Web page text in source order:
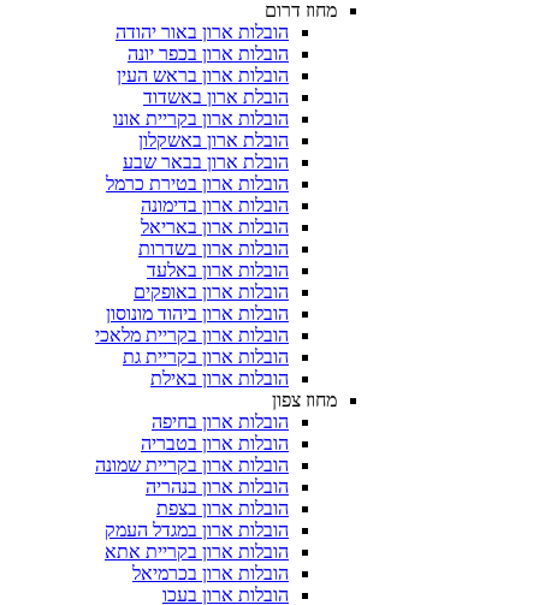
הובלות ארון באור יהודה
הובלות ארון בכפר יונה
הובלות ארון בראש העין
הובלת ארון באשדוד
הובלות ארון בקריית אונו
הובלת ארון באשקלון
הובלת ארון בבאר שבע
הובלות ארון בטירת כרמל
הובלות ארון בדימונה
הובלות ארון באריאל
הובלות ארון בשדרות
הובלות ארון באלעד
הובלות ארון באופקים
הובלות ארון ביהוד מונוסון
הובלות ארון בקריית מלאכי
הובלות ארון בקריית גת
הובלות ארון באילת
הובלות ארון בחיפה
הובלות ארון בטבריה
הובלות ארון בקריית שמונה
הובלות ארון בנהריה
הובלות ארון בצפת
הובלות ארון במגדל העמק
הובלות ארון בקריית אתא
הובלות ארון בכרמיאל